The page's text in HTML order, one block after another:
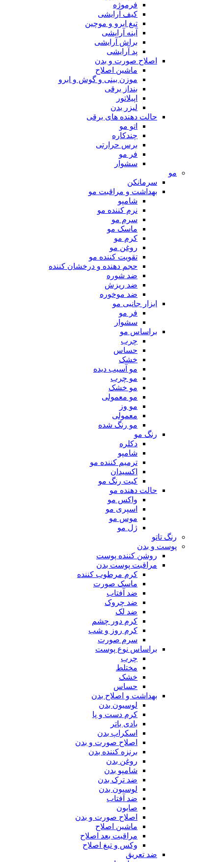
فرموژه
کیف آرایشی
تیغ ابرو و موچین
آینه آرایشی
براش آرایشی
پد آرایشی
اصلاح صورت و بدن
ماشین اصلاح
موزن بینی و گوش و ابرو
بنداز برقی
اپیلاتور
لیزر بدن
حالت دهنده های برقی
اتو مو
چندکاره
برس حرارتی
فر مو
سشوار
مو
سرمانکن
بهداشت و مراقبت مو
شامپو
نرم کننده مو
سرم مو
ماسک مو
کرم مو
روغن مو
تقویت کننده مو
حجم دهنده و درخشان کننده
ضد شوره
ضد ریزش
ضد موخوره
ابزار جانبی مو
فر مو
سشوار
براساس مو
چرب
حساس
خشک
مو آسیب دیده
مو چرب
مو خشک
مو معمولی
مو وز
معمولی
مو رنگ شده
رنگ مو
دکلره
شامپو
ترمیم کننده مو
اکسیدان
کیت رنگ مو
حالت دهنده مو
واکس مو
اسپری مو
موس مو
ژل مو
رنگ تاتو
پوست و بدن
روشن کننده پوست
مراقبت پوست بدن
کرم مرطوب کننده
ماسک صورت
ضد آفتاب
ضد چروک
ضد لک
کرم دور چشم
کرم روز و شب
سرم صورت
براساس نوع پوست
چرب
مختلط
خشک
حساس
بهداشت و اصلاح بدن
لوسیون بدن
کرم دست و پا
بادی باتر
اسکراپ بدن
اصلاح صورت و بدن
برنزه کننده بدن
روغن بدن
شامپو بدن
ضد ترک بدن
لوسیون بدن
ضد آفتاب
صابون
اصلاح صورت و بدن
ماشین اصلاح
مراقبت بعد اصلاح
وکس و تیغ اصلاح
ضد تعریق